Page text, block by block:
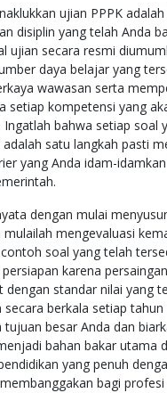
ujian PPPK
disiplin yang telah Anda
ujian secara resmi
daya belajar yang
wawasan serta
setiap kompetensi yang
bahwa setiap soal
satu langkah pasti
yang Anda idam-
dengan mulai
mengevaluasi
soal yang telah
karena
dengan standar nilai yang
berkala setiap
besar Anda dan
bahan bakar utama
yang penuh
bagi profesi